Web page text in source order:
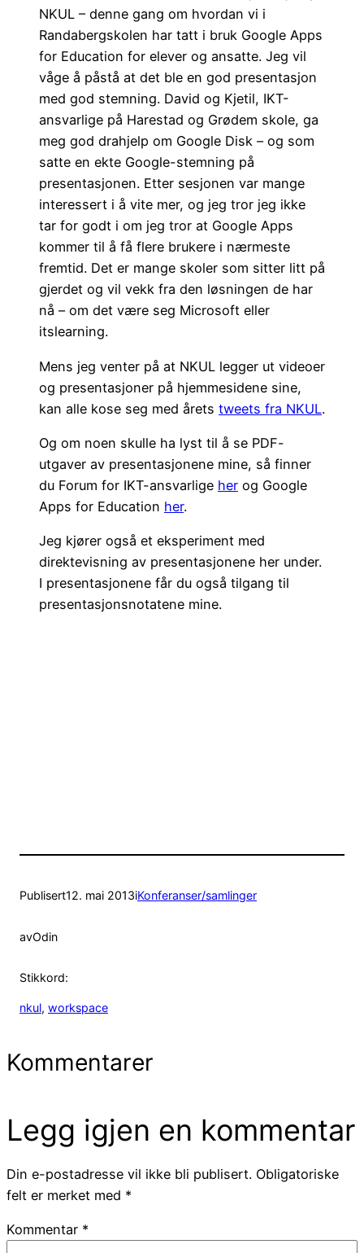
NKUL – denne gang om hvordan vi i
Randabergskolen har tatt i bruk Google Apps
for Education for elever og ansatte. Jeg vil
våge å påstå at det ble en god presentasjon
med god stemning. David og Kjetil, IKT-
ansvarlige på Harestad og Grødem skole, ga
meg god drahjelp om Google Disk – og som
satte en ekte Google-stemning på
presentasjonen. Etter sesjonen var mange
interessert i å vite mer, og jeg tror jeg ikke
tar for godt i om jeg tror at Google Apps
kommer til å få flere brukere i nærmeste
fremtid. Det er mange skoler som sitter litt på
gjerdet og vil vekk fra den løsningen de har
nå – om det være seg Microsoft eller
itslearning.
Mens jeg venter på at NKUL legger ut videoer
og presentasjoner på hjemmesidene sine,
kan alle kose seg med årets tweets fra NKUL.
Og om noen skulle ha lyst til å se PDF-
utgaver av presentasjonene mine, så finner
du Forum for IKT-ansvarlige her og Google
Apps for Education her.
Jeg kjører også et eksperiment med
direktevisning av presentasjonene her under.
I presentasjonene får du også tilgang til
presentasjonsnotatene mine.
Publisert12. mai 2013iKonferanser/samlinger
avOdin
Stikkord:
nkul, workspace
Kommentarer
Legg igjen en kommentar
Din e-postadresse vil ikke bli publisert. Obligatoriske
felt er merket med *
Kommentar *